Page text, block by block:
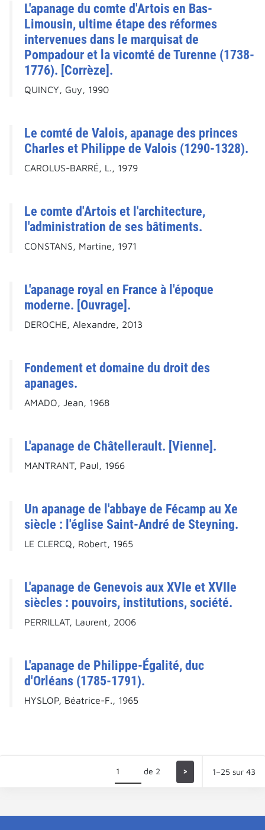
L'apanage du comte d'Artois en Bas-
Limousin, ultime étape des réformes
intervenues dans le marquisat de
Pompadour et la vicomté de Turenne (1738-
1776). [Corrèze].
QUINCY, Guy, 1990
Le comté de Valois, apanage des princes
Charles et Philippe de Valois (1290-1328).
CAROLUS-BARRÉ, L., 1979
Le comte d'Artois et l'architecture,
l'administration de ses bâtiments.
CONSTANS, Martine, 1971
L'apanage royal en France à l'époque
moderne. [Ouvrage].
DEROCHE, Alexandre, 2013
Fondement et domaine du droit des
apanages.
AMADO, Jean, 1968
L'apanage de Châtellerault. [Vienne].
MANTRANT, Paul, 1966
Un apanage de l'abbaye de Fécamp au Xe
siècle : l'église Saint-André de Steyning.
LE CLERCQ, Robert, 1965
L'apanage de Genevois aux XVIe et XVIIe
siècles : pouvoirs, institutions, société.
PERRILLAT, Laurent, 2006
L'apanage de Philippe-Égalité, duc
d'Orléans (1785-1791).
HYSLOP, Béatrice-F., 1965
de 2 > 1–25 sur 43